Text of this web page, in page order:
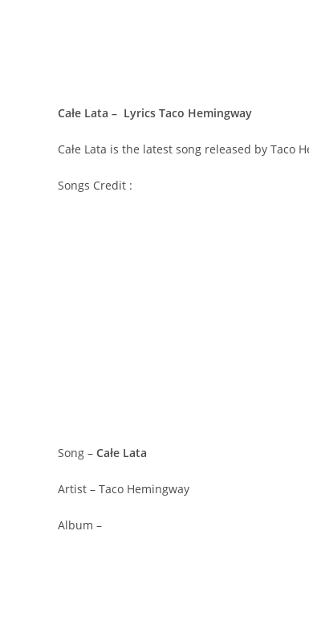
Całe Lata – Lyrics Taco Hemingway
Całe Lata is the latest song released by Taco
Songs Credit :
Song – Całe Lata
Artist – Taco Hemingway
Album –